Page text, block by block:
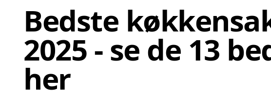
Bedste
2025 - se de 13
her